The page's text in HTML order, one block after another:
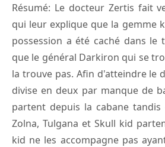
Résumé: Le docteur Zertis fait
qui leur explique que la gemme
possession a été caché dans le
que le général Darkiron qui se
la trouve pas. Afin d'atteindre le
divise en deux par manque de
partent depuis la cabane tandis
Zolna, Tulgana et Skull kid
kid ne les accompagne pas